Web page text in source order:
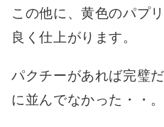
この他に、黄色のパプ
良く仕上がります。
パクチーがあれば完璧
に並んでなかった・・。